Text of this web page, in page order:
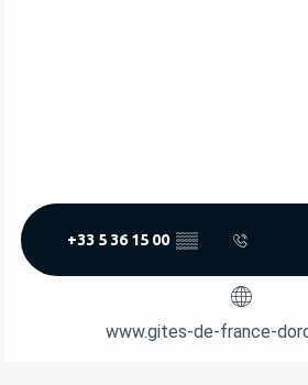
+33 5 36 15 00 ▒▒
www.gites-de-france-